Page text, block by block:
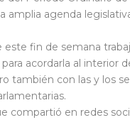
amplia agenda
este fin de semana
acordarla al interior
también con las y los
compartió en redes